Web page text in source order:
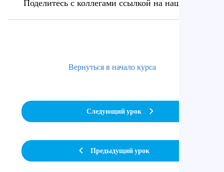
Предыдущий урок
Вернуться в начало курса
Следующий урок